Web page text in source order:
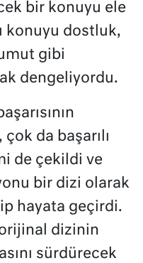
bir konuyu ele
konuyu dostluk,
gibi
dengeliyordu.
da başarılı
de çekildi ve
bir dizi olarak
hayata geçirdi.
dizinin
sürdürecek